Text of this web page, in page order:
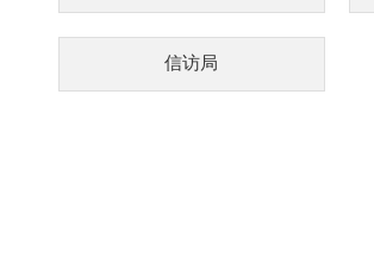
信访局